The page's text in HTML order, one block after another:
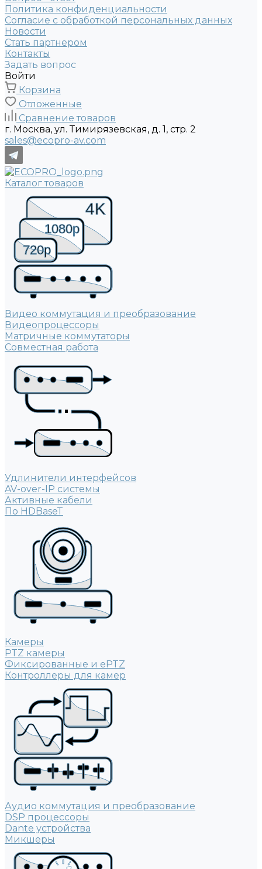
Политика конфиденциальности
Согласие с обработкой персональных данных
Новости
Стать партнером
Контакты
Задать вопрос
Войти
Корзина
Отложенные
Сравнение товаров
г. Москва, ул. Тимирязевская, д. 1, стр. 2
sales@ecopro-av.com
Каталог товаров
1080p
4K
720p
Видео коммутация и преобразование
Видеопроцессоры
Матричные коммутаторы
Совместная работа
Удлинители интерфейсов
AV-over-IP системы
Активные кабели
По HDBaseT
Камеры
PTZ камеры
Фиксированные и ePTZ
Контроллеры для камер
Аудио коммутация и преобразование
DSP процессоры
Dante устройства
Микшеры